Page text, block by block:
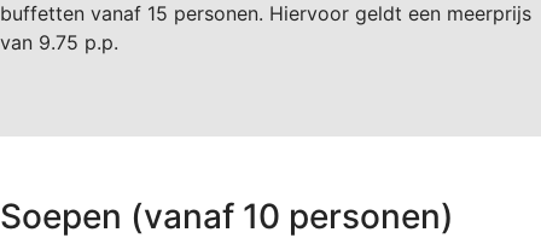
buffetten vanaf 15 personen. Hiervoor geldt een meerprijs
van 9.75 p.p.
Soepen (vanaf 10 personen)